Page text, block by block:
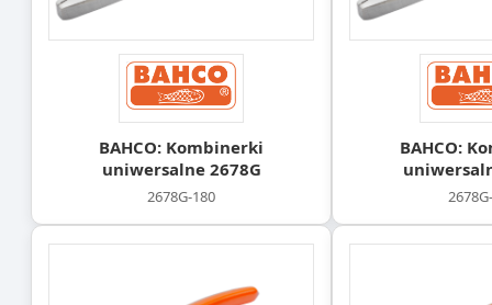
BAHCO: Kombinerki
uniwersalne 2678G
2678G-180
BAHCO: